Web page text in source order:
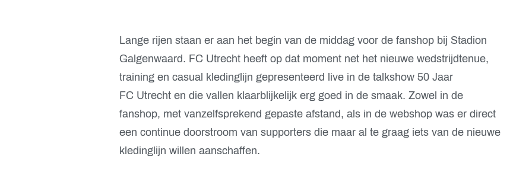
Lange rijen staan er aan het begin van de middag voor de fanshop bij Stadion
Galgenwaard. FC Utrecht heeft op dat moment net het nieuwe wedstrijdtenue,
training en casual kledinglijn gepresenteerd live in de talkshow 50 Jaar
FC Utrecht en die vallen klaarblijkelijk erg goed in de smaak. Zowel in de
fanshop, met vanzelfsprekend gepaste afstand, als in de webshop was er direct
een continue doorstroom van supporters die maar al te graag iets van de nieuwe
kledinglijn willen aanschaffen.